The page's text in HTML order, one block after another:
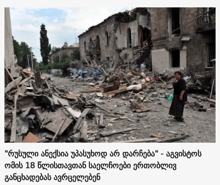
"რუსული ანექსია უპასუხოდ არ დარჩება" - აგვისტოს
ომის 18 წლისთავთან საელჩოები ერთობლივ
განცხადებას ავრცელებენ